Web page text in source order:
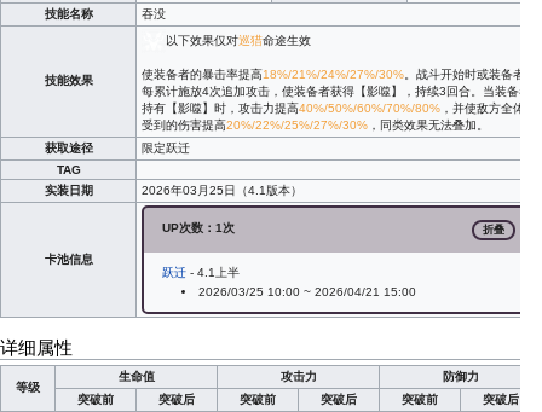
技能名称
吞没
技能效果
以下效果仅对巡猎命途生效
使装备者的暴击率提高18%/21%/24%/27%/30% 。战斗开始时或装备者
每累计施放4次追加攻击，使装备者获得【影噬】，持续3回合。当装备者
持有【影噬】时，攻击力提高40%/50%/60%/70%/80% ，并使敌方全体
受到的伤害提高20%/22%/25%/27%/30% ，同类效果无法叠加。
获取途径
限定跃迁
TAG
实装日期
2026年03月25日（4.1版本）
卡池信息
UP次数：1次 折叠
跃迁 - 4.1上半
2026/03/25 10:00 ~ 2026/04/21 15:00
详细属性
等级
生命值 攻击力
防御力
突破前
突破后 突破前 突破后 突破前
突破后